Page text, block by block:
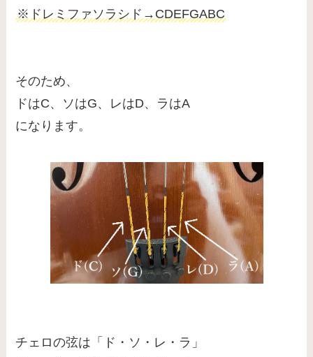
※ドレミファソラシド→CDEFGABC
そのため、
ドはC、ソはG、レはD、ラはA
になります。
チェロの弦は「ド・ソ・レ・ラ」